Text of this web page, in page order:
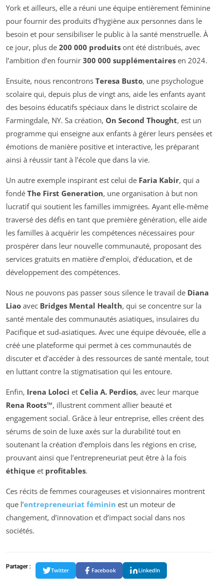
York et ailleurs, elle a réuni une équipe entièrement féminine
pour fournir des produits d’hygiène aux personnes dans le
besoin et pour sensibiliser le public à la santé menstruelle. À
ce jour, plus de 200 000 produits ont été distribués, avec
l’ambition d’en fournir 300 000 supplémentaires en 2024.
Ensuite, nous rencontrons Teresa Busto, une psychologue
scolaire qui, depuis plus de vingt ans, aide les enfants ayant
des besoins éducatifs spéciaux dans le district scolaire de
Farmingdale, NY. Sa création, On Second Thought, est un
programme qui enseigne aux enfants à gérer leurs pensées et
émotions de manière positive et interactive, les préparant
ainsi à réussir tant à l’école que dans la vie.
Un autre exemple inspirant est celui de Faria Kabir, qui a
fondé The First Generation, une organisation à but non
lucratif qui soutient les familles immigrées. Ayant elle-même
traversé des défis en tant que première génération, elle aide
les familles à acquérir les compétences nécessaires pour
prospérer dans leur nouvelle communauté, proposant des
services gratuits en matière d’emploi, d’éducation, et de
développement des compétences.
Nous ne pouvons pas passer sous silence le travail de Diana
Liao avec Bridges Mental Health, qui se concentre sur la
santé mentale des communautés asiatiques, insulaires du
Pacifique et sud-asiatiques. Avec une équipe dévouée, elle a
créé une plateforme qui permet à ces communautés de
discuter et d’accéder à des ressources de santé mentale, tout
en luttant contre la stigmatisation qui les entoure.
Enfin, Irena Loloci et Celia A. Perdios, avec leur marque
Rena Roots™, illustrent comment allier beauté et
engagement social. Grâce à leur entreprise, elles créent des
sérums de soin de luxe axés sur la durabilité tout en
soutenant la création d’emplois dans les régions en crise,
prouvant ainsi que l’entrepreneuriat peut être à la fois
éthique et profitables.
Ces récits de femmes courageuses et visionnaires montrent
que l’entrepreneuriat féminin est un moteur de
changement, d’innovation et d’impact social dans nos
sociétés.
Partager :
Twitter Facebook LinkedIn